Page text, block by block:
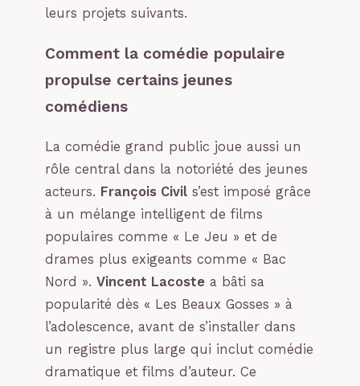
leurs projets suivants.
Comment la comédie populaire
propulse certains jeunes
comédiens
La comédie grand public joue aussi un
rôle central dans la notoriété des jeunes
acteurs. François Civil s’est imposé grâce
à un mélange intelligent de films
populaires comme « Le Jeu » et de
drames plus exigeants comme « Bac
Nord ». Vincent Lacoste a bâti sa
popularité dès « Les Beaux Gosses » à
l’adolescence, avant de s’installer dans
un registre plus large qui inclut comédie
dramatique et films d’auteur. Ce